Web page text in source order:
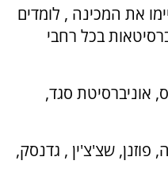
את המכינה , לומדים
בכל רחבי
אוניברסיטת סגד,
פוזנן, שצ'צ'ין , גדנסק,